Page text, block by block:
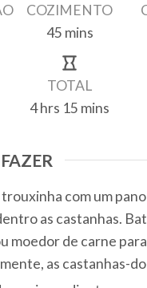
COZIMENTO
45minutes
mins
TOTAL
4hours
hrs 15 minutes
mins
trouxinha com um
as castanhas.
moedor de carne
as castanhas-